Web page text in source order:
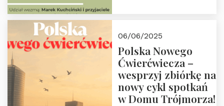
18:00
06/06/2025
Polska Nowego
Ćwierćwiecza –
wesprzyj zbiórkę na
nowy cykl spotkań
w Domu Trójmorza!